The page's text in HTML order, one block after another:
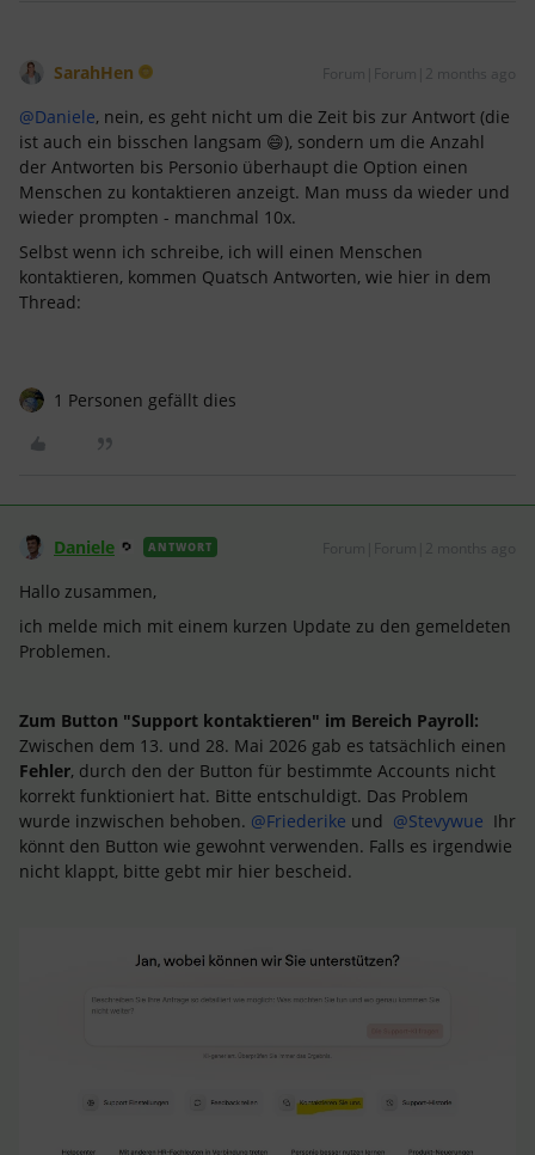
SarahHen Forum|Forum|2 months ago
@Daniele, nein, es geht nicht um die Zeit bis zur Antwort (die
ist auch ein bisschen langsam 😄), sondern um die Anzahl
der Antworten bis Personio überhaupt die Option einen
Menschen zu kontaktieren anzeigt. Man muss da wieder und
wieder prompten - manchmal 10x.
Selbst wenn ich schreibe, ich will einen Menschen
kontaktieren, kommen Quatsch Antworten, wie hier in dem
Thread:
1 Personen gefällt dies
Daniele ANTWORT
Hallo zusammen,
ich melde mich mit einem kurzen Update zu den gemeldeten
Problemen.
Zum Button "Support kontaktieren" im Bereich Payroll:
Zwischen dem 13. und 28. Mai 2026 gab es tatsächlich einen
Fehler, durch den der Button für bestimmte Accounts nicht
korrekt funktioniert hat. Bitte entschuldigt. Das Problem
wurde inzwischen behoben. ​ @Friederike und ​ @Stevywue Ihr
könnt den Button wie gewohnt verwenden. Falls es irgendwie
nicht klappt, bitte gebt mir hier bescheid.